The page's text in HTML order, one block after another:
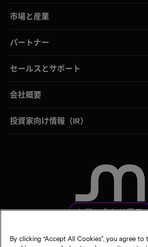
市場と産業
パートナー
セールスとサポート
会社概要
投資家向け情報（IR）
お問い合わせ窓口
By clicking “Accept All Cookies”, you agree